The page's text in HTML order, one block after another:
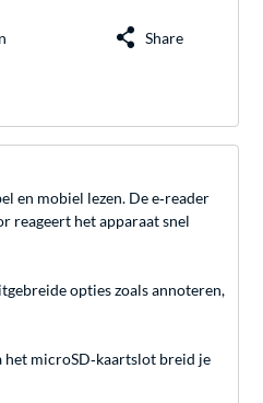
Share
en mobiel lezen. De e‑reader
reageert het apparaat snel
opties zoals annoteren,
het microSD‑kaartslot breid je